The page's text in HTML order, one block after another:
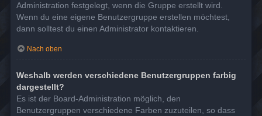
Administration festgelegt, wenn die Gruppe erstellt wird.
Wenn du eine eigene Benutzergruppe erstellen möchtest,
dann solltest du einen Administrator kontaktieren.
Nach oben
Weshalb werden verschiedene Benutzergruppen farbig
dargestellt?
Es ist der Board-Administration möglich, den
Benutzergruppen verschiedene Farben zuzuteilen, so dass